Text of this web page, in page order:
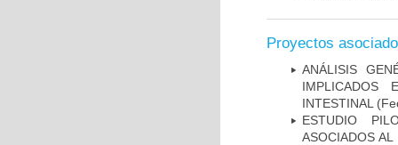
Proyectos
ANÁLISIS
IMPLICADOS
INTESTINAL
ESTUDIO
ASOCIADOS